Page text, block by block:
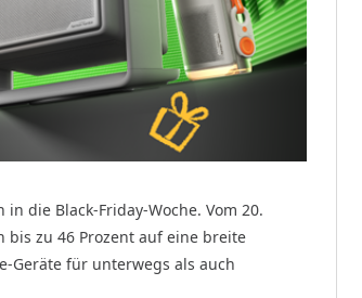
die Black-Friday-Woche. Vom 20.
bis zu 46 Prozent auf eine breite
Geräte für unterwegs als auch